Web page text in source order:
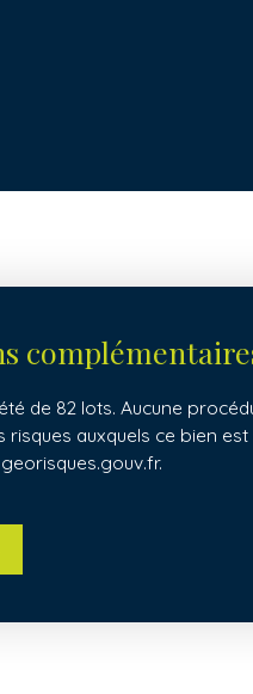
de 82 lots. Aucune
risques auxquels ce bien